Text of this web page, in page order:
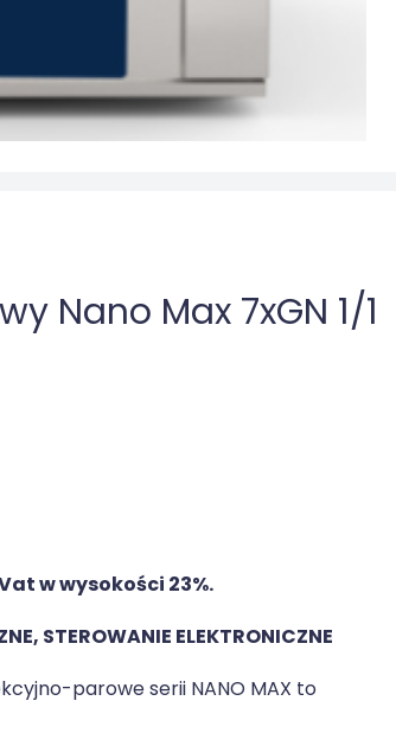
Nano Max 7xGN 1/1
w wysokości 23%.
STEROWANIE ELEKTRONICZNE
parowe serii NANO MAX to